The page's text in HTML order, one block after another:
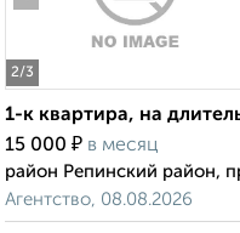
2/3
1-к квартира, на
15 000 ₽ в месяц
район Репинский район,
Агентство, 08.08.2026